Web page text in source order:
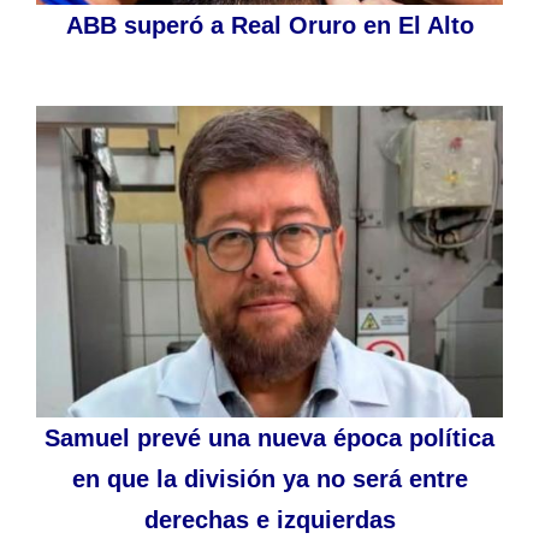
ABB superó a Real Oruro en El Alto
Samuel prevé una nueva época política
en que la división ya no será entre
derechas e izquierdas